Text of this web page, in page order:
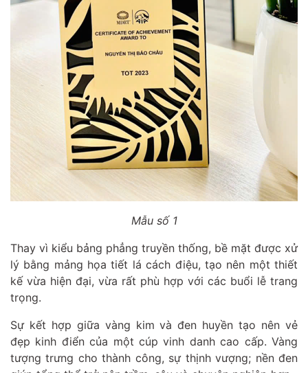
Mẫu số 1
Thay vì kiểu bảng phẳng truyền thống, bề mặt được xử
lý bằng mảng họa tiết lá cách điệu, tạo nên một thiết
kế vừa hiện đại, vừa rất phù hợp với các buổi lễ trang
trọng.
Sự kết hợp giữa vàng kim và đen huyền tạo nên vẻ
đẹp kinh điển của một cúp vinh danh cao cấp. Vàng
tượng trưng cho thành công, sự thịnh vượng; nền đen